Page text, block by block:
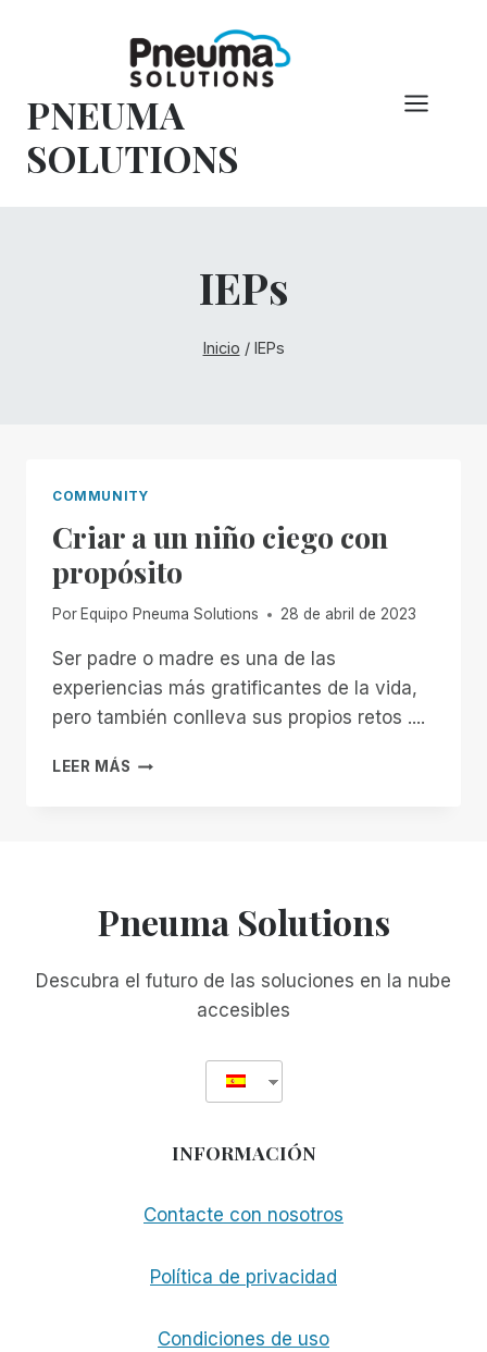
PNEUMA
SOLUTIONS
IEPs
Inicio / IEPs
COMMUNITY
Criar a un niño ciego con
propósito
Por Equipo Pneuma Solutions 28 de abril de 2023
Ser padre o madre es una de las
experiencias más gratificantes de la vida,
pero también conlleva sus propios retos ....
LEER MÁS CRIAR
Pneuma Solutions
Descubra el futuro de las soluciones en la nube
accesibles
INFORMACIÓN
Contacte con nosotros
Política de privacidad
Condiciones de uso